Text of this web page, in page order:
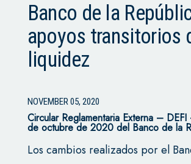
Banco de la
apoyos transitorios
liquidez
NOVEMBER 05, 2020
Circular Reglamentaria Externa –
de octubre de 2020 del Banco de la
Los cambios realizados por el